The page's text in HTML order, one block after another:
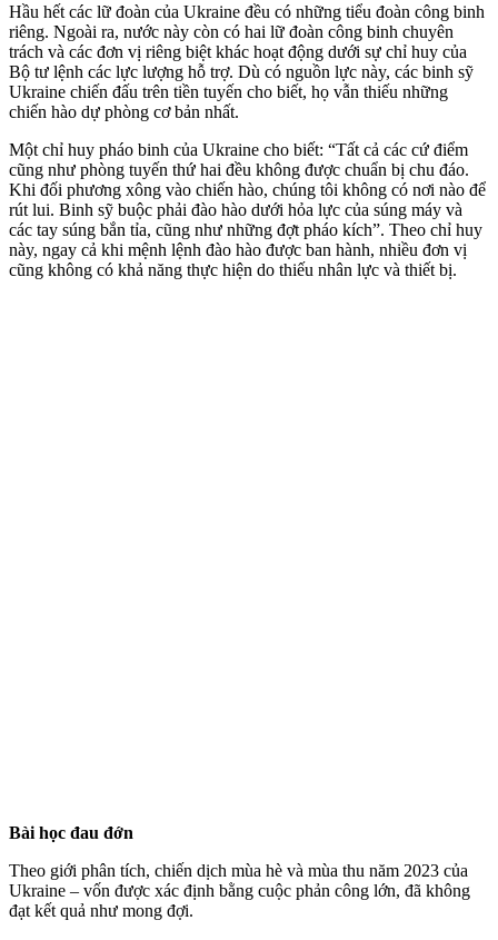
Hầu hết các lữ đoàn của Ukraine đều có những tiểu đoàn công binh
riêng. Ngoài ra, nước này còn có hai lữ đoàn công binh chuyên
trách và các đơn vị riêng biệt khác hoạt động dưới sự chỉ huy của
Bộ tư lệnh các lực lượng hỗ trợ. Dù có nguồn lực này, các binh sỹ
Ukraine chiến đấu trên tiền tuyến cho biết, họ vẫn thiếu những
chiến hào dự phòng cơ bản nhất.
Một chỉ huy pháo binh của Ukraine cho biết: “Tất cả các cứ điểm
cũng như phòng tuyến thứ hai đều không được chuẩn bị chu đáo.
Khi đối phương xông vào chiến hào, chúng tôi không có nơi nào để
rút lui. Binh sỹ buộc phải đào hào dưới hỏa lực của súng máy và
các tay súng bắn tỉa, cũng như những đợt pháo kích”. Theo chỉ huy
này, ngay cả khi mệnh lệnh đào hào được ban hành, nhiều đơn vị
cũng không có khả năng thực hiện do thiếu nhân lực và thiết bị.
Bài học đau đớn
Theo giới phân tích, chiến dịch mùa hè và mùa thu năm 2023 của
Ukraine – vốn được xác định bằng cuộc phản công lớn, đã không
đạt kết quả như mong đợi.